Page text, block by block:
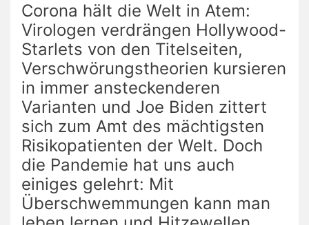
Corona hält die Welt in Atem:
Virologen verdrängen Hollywood-
Starlets von den Titelseiten,
Verschwörungstheorien kursieren
in immer ansteckenderen
Varianten und Joe Biden zittert
sich zum Amt des mächtigsten
Risikopatienten der Welt. Doch
die Pandemie hat uns auch
einiges gelehrt: Mit
Überschwemmungen kann man